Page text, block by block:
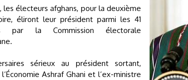
les électeurs afghans, pour la deuxième
éliront leur président parmi les 41
par la Commission électorale
sérieux au président sortant,
Ashraf Ghani et l’ex-ministre